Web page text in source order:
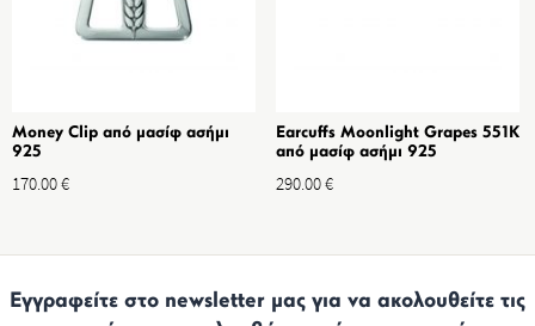
Money Clip από μασίφ ασήμι
925
170.00€
Earcuffs Moonlight Grapes 551K
από μασίφ ασήμι 925
290.00€
Εγγραφείτε στο newsletter μας για να ακολουθείτε τις